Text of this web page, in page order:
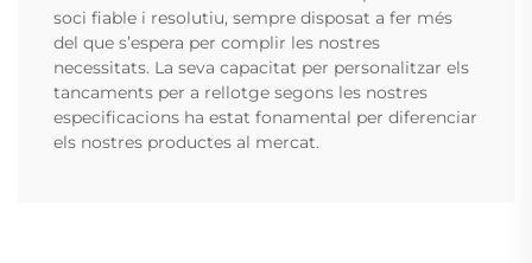
soci fiable i resolutiu, sempre disposat a fer més
del que s’espera per complir les nostres
necessitats. La seva capacitat per personalitzar els
tancaments per a rellotge segons les nostres
especificacions ha estat fonamental per diferenciar
els nostres productes al mercat.